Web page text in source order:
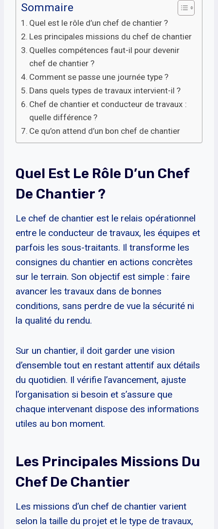
Sommaire
Quel est le rôle d’un chef de chantier ?
Les principales missions du chef de chantier
Quelles compétences faut-il pour devenir
chef de chantier ?
Comment se passe une journée type ?
Dans quels types de travaux intervient-il ?
Chef de chantier et conducteur de travaux :
quelle différence ?
Ce qu’on attend d’un bon chef de chantier
Quel Est Le Rôle D’un Chef
De Chantier ?
Le chef de chantier est le relais opérationnel
entre le conducteur de travaux, les équipes et
parfois les sous-traitants. Il transforme les
consignes du chantier en actions concrètes
sur le terrain. Son objectif est simple : faire
avancer les travaux dans de bonnes
conditions, sans perdre de vue la sécurité ni
la qualité du rendu.
Sur un chantier, il doit garder une vision
d’ensemble tout en restant attentif aux détails
du quotidien. Il vérifie l’avancement, ajuste
l’organisation si besoin et s’assure que
chaque intervenant dispose des informations
utiles au bon moment.
Les Principales Missions Du
Chef De Chantier
Les missions d’un chef de chantier varient
selon la taille du projet et le type de travaux,